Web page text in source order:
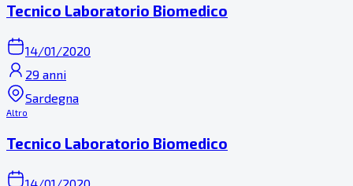
Tecnico Laboratorio Biomedico
14/01/2020
29 anni
Sardegna
Altro
Tecnico Laboratorio Biomedico